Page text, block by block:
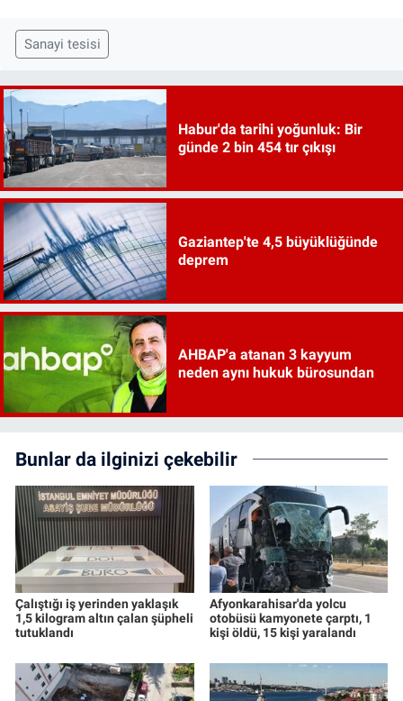
Sanayi tesisi
Habur'da tarihi yoğunluk: Bir
günde 2 bin 454 tır çıkışı
Gaziantep'te 4,5 büyüklüğünde
deprem
AHBAP'a atanan 3 kayyum
neden aynı hukuk bürosundan
Bunlar da ilginizi çekebilir
Çalıştığı iş yerinden yaklaşık
1,5 kilogram altın çalan şüpheli
tutuklandı
Afyonkarahisar'da yolcu
otobüsü kamyonete çarptı, 1
kişi öldü, 15 kişi yaralandı